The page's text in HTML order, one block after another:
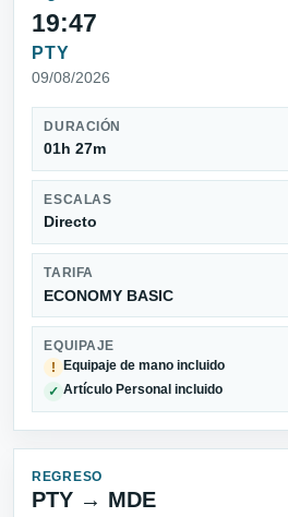
19:47
PTY
09/08/2026
DURACIÓN
01h 27m
ESCALAS
Directo
TARIFA
ECONOMY BASIC
EQUIPAJE
!
Equipaje de mano incluido
✓ Artículo Personal incluido
REGRESO
PTY → MDE